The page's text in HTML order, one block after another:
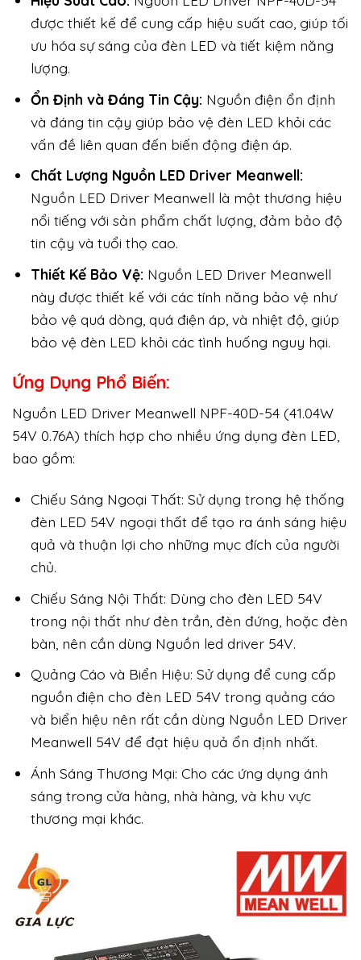
được thiết kế để cung cấp hiệu suất cao, giúp tối
ưu hóa sự sáng của đèn LED và tiết kiệm năng
lượng.
Ổn Định và Đáng Tin Cậy: Nguồn điện ổn định
và đáng tin cậy giúp bảo vệ đèn LED khỏi các
vấn đề liên quan đến biến động điện áp.
Chất Lượng Nguồn LED Driver Meanwell:
Nguồn LED Driver Meanwell là một thương hiệu
nổi tiếng với sản phẩm chất lượng, đảm bảo độ
tin cậy và tuổi thọ cao.
Thiết Kế Bảo Vệ: Nguồn LED Driver Meanwell
này được thiết kế với các tính năng bảo vệ như
bảo vệ quá dòng, quá điện áp, và nhiệt độ, giúp
bảo vệ đèn LED khỏi các tình huống nguy hại.
Ứng Dụng Phổ Biến:
Nguồn LED Driver Meanwell NPF-40D-54 (41.04W
54V 0.76A) thích hợp cho nhiều ứng dụng đèn LED,
bao gồm:
Chiếu Sáng Ngoại Thất: Sử dụng trong hệ thống
đèn LED 54V ngoại thất để tạo ra ánh sáng hiệu
quả và thuận lợi cho những mục đích của người
chủ.
Chiếu Sáng Nội Thất: Dùng cho đèn LED 54V
trong nội thất như đèn trần, đèn đứng, hoặc đèn
bàn, nên cần dùng Nguồn led driver 54V.
Quảng Cáo và Biển Hiệu: Sử dụng để cung cấp
nguồn điện cho đèn LED 54V trong quảng cáo
và biển hiệu nên rất cần dùng Nguồn LED Driver
Meanwell 54V để đạt hiệu quả ổn định nhất.
Ánh Sáng Thương Mại: Cho các ứng dụng ánh
sáng trong cửa hàng, nhà hàng, và khu vực
thương mại khác.